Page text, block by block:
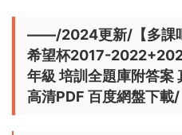
——/2024更新/【多課
希望杯2017-
年級 培訓全題庫附答案
高清PDF 百度網盤下載/